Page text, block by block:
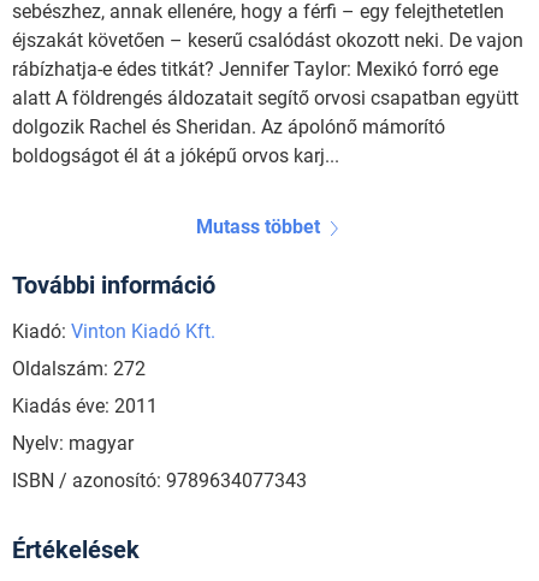
sebészhez, annak ellenére, hogy a férfi – egy felejthetetlen
éjszakát követően – keserű csalódást okozott neki. De vajon
rábízhatja-e édes titkát? Jennifer Taylor: Mexikó forró ege
alatt A földrengés áldozatait segítő orvosi csapatban együtt
dolgozik Rachel és Sheridan. Az ápolónő mámorító
boldogságot él át a jóképű orvos karj...
Mutass többet
További információ
Kiadó: Vinton Kiadó Kft.
Oldalszám: 272
Kiadás éve: 2011
Nyelv: magyar
ISBN / azonosító: 9789634077343
Értékelések